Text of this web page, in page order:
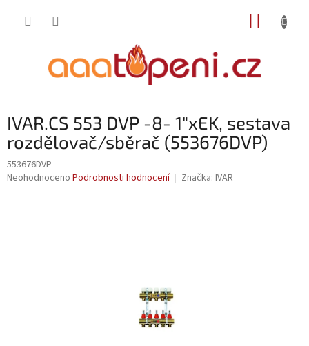
IVAR.CS 553 DVP -8- 1"xEK, sestava
rozdělovač/sběrač (553676DVP)
553676DVP
Průměrné
Neohodnoceno Podrobnosti hodnocení Značka: IVAR